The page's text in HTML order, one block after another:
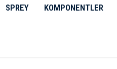
SPREY KOMPONENTLER